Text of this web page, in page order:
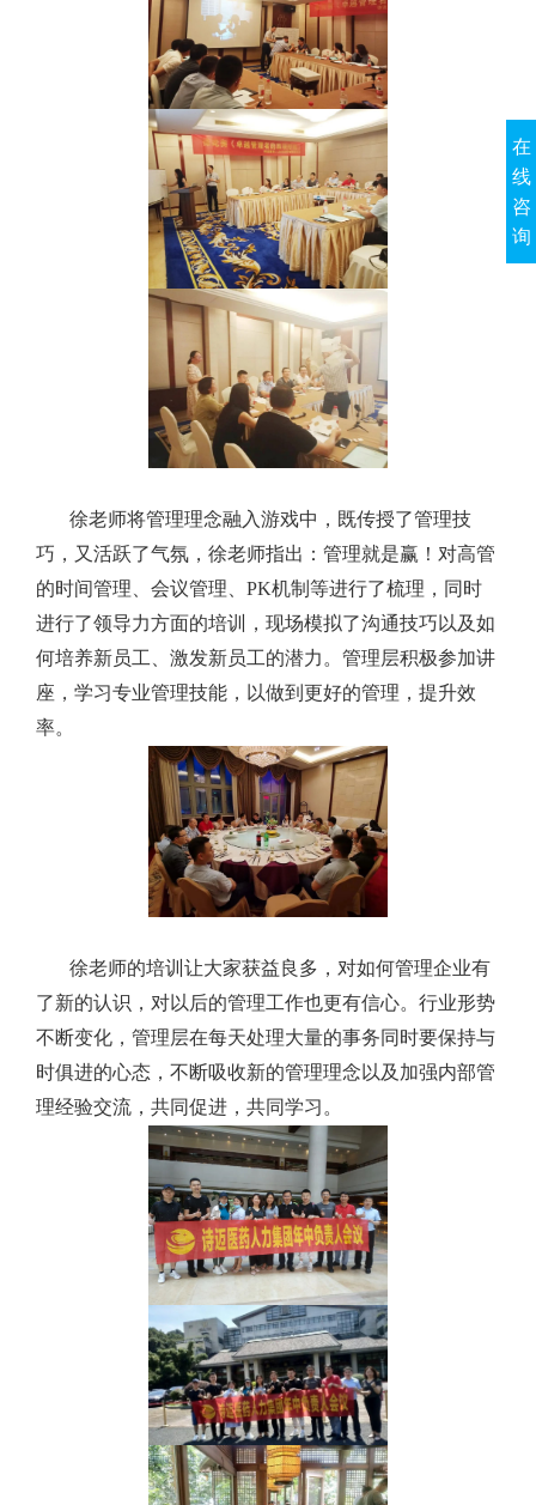
徐老师将管理理念融入游戏中，既传授了管理技
巧，又活跃了气氛，徐老师指出： 管理就是赢！ 对高管
的时间管理、会议管理、PK机制等进行了梳理，同时
进行了领导力方面的培训，现场模拟了沟通技巧以及如
何培养新员工、激发新员工的潜力。 管理层积极参加讲
座，学习专业管理技能，以做到更好的管理，提升效
率。
徐老师的培训让大家获益良多，对如何管理企业有
了新的认识，对以后的管理工作也更有信心。 行业形势
不断变化，管理层在每天处理大量的事务同时要保持与
时俱进的心态，不断吸收新的管理理念以及加强内部管
理经验交流，共同促进，共同学习。
在
线
咨
询